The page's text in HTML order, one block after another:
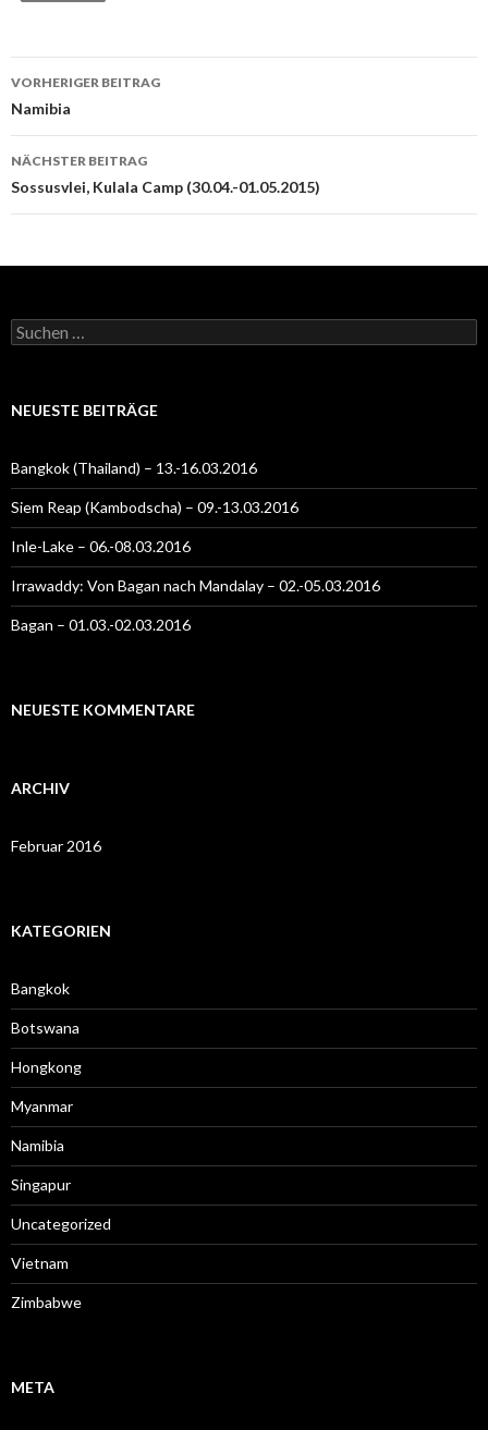
Beitrags-
Navigation
VORHERIGER BEITRAG
Namibia
NÄCHSTER BEITRAG
Sossusvlei, Kulala Camp (30.04.-01.05.2015)
Suchen
nach:
NEUESTE BEITRÄGE
Bangkok (Thailand) – 13.-16.03.2016
Siem Reap (Kambodscha) – 09.-13.03.2016
Inle-Lake – 06.-08.03.2016
Irrawaddy: Von Bagan nach Mandalay – 02.-05.03.2016
Bagan – 01.03.-02.03.2016
NEUESTE KOMMENTARE
ARCHIV
Februar 2016
KATEGORIEN
Bangkok
Botswana
Hongkong
Myanmar
Namibia
Singapur
Uncategorized
Vietnam
Zimbabwe
META